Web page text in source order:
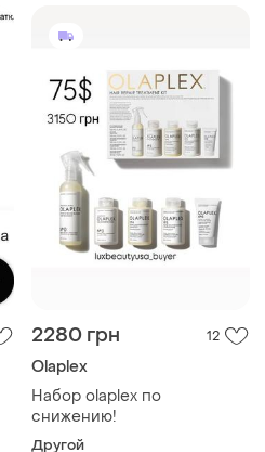
2280 грн 12
Olaplex
Набор olaplex по
снижению!
Другой